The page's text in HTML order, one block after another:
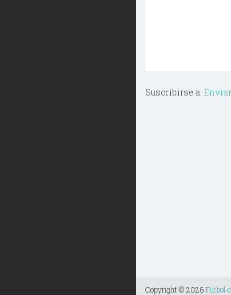
Suscribirse a:
Copyright ©2026Fútbol